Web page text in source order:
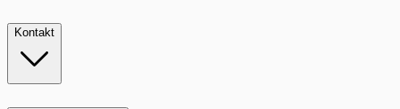
Kontakt